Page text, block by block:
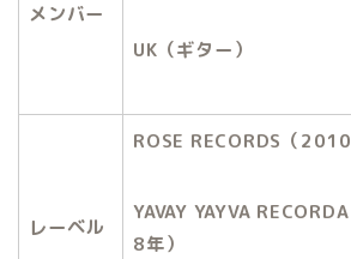
メンバー
UK （ギター）
レーベル
ROSE RECORDS （2010
YAVAY YAYVA RECORDA
8年）